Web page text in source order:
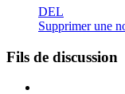
DEL
Supprimer une
Fils de discussion